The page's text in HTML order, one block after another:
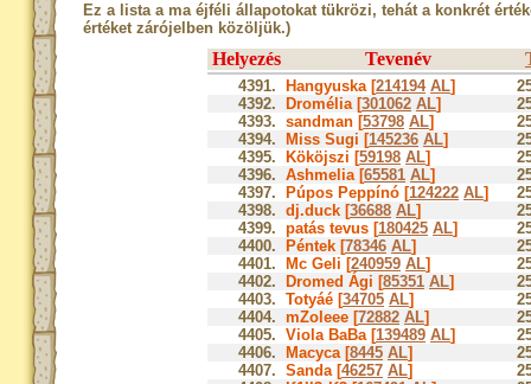
Ez a lista a ma éjféli állapotokat tükrözi, tehát a konkrét
értéket zárójelben közöljük.)
Helyezés Tevenév
4391. Hangyuska [214194 AL]
4392.
Dromélia [301062 AL]
4393. sandman [53798 AL]
4394.
Miss Sugi [145236 AL]
4395.
Kököjszi [59198 AL]
4396. Ashmelia [65581 AL]
4397.
Púpos Peppínó [124222 AL]
4398. dj.duck [36688 AL]
4399. patás tevus [180425 AL]
4400.
Péntek [78346 AL]
4401.
Mc Geli [240959 AL]
4402.
Dromed Ági [85351 AL]
4403. Totyáé [34705 AL]
4404. mZoleee [72882 AL]
4405. Viola BaBa [139489 AL]
4406.
Macyca [8445 AL]
4407. Sanda [46257 AL]